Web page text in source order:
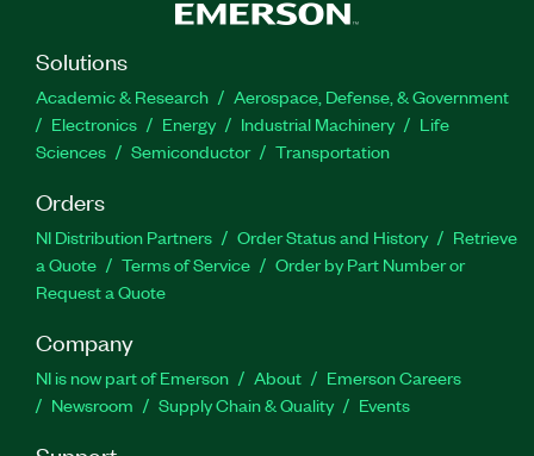
Solutions
Academic & Research
Aerospace, Defense, & Government
Electronics
Energy Industrial Machinery
Life
Sciences
Semiconductor Transportation
Orders
NI Distribution Partners Order Status and History
Retrieve
a Quote
Terms of Service
Order by Part Number or
Request a Quote
Company
NI is now part of Emerson About
Emerson Careers
Newsroom
Supply Chain & Quality Events